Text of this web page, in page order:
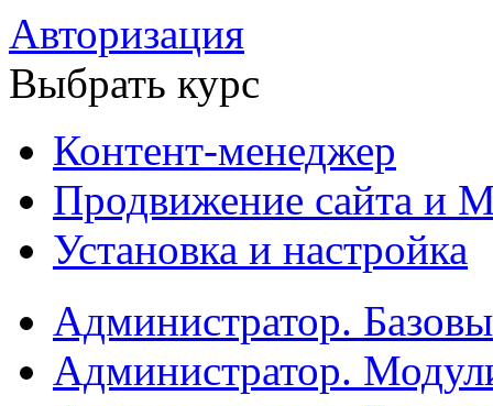
Авторизация
Выбрать курс
Контент-менеджер
Продвижение сайта и
Установка и настройка
Администратор.
Администратор.